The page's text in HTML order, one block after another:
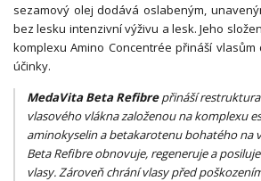
sezamový olej dodává oslabeným,
bez lesku intenzivní výživu a lesk. Jeho
komplexu Amino Concentrée přináší
účinky.
MedaVita Beta Refibrepřináší
vlasového vlákna založenou na komplexu
aminokyselin a betakarotenu bohatého na
Beta Refibre obnovuje, regeneruje a
vlasy. Zároveň chrání vlasy před